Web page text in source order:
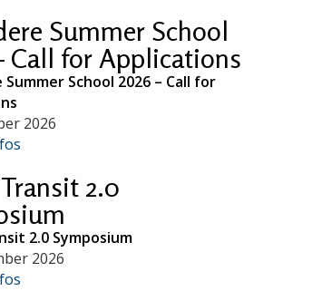
Summer School
Call for Applications
School 2026 – Call for
2026
2.0
2.0 Symposium
2026